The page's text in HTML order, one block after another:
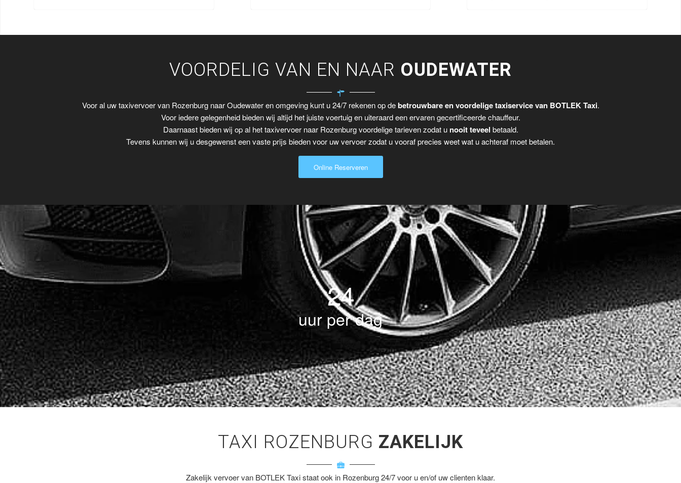
VOORDELIG VAN EN NAAR OUDEWATER
Voor al uw taxivervoer van Rozenburg naar Oudewater en omgeving kunt u 24/7 rekenen op debetrouwbare en voordelige taxiservice van BOTLEK Taxi.
Voor iedere gelegenheid bieden wij altijd het juiste voertuig en uiteraard een ervaren gecertificeerde chauffeur.
Daarnaast bieden wij op al het taxivervoer naar Rozenburg voordelige tarieven zodat u nooit teveel betaald.
Tevens kunnen wij u desgewenst een vaste prijs bieden voor uw vervoer zodat u vooraf precies weet wat u achteraf moet betalen.
Online Reserveren
24
uur per dag
TAXI ROZENBURG ZAKELIJK
Zakelijk vervoer van BOTLEK Taxi staat ook in Rozenburg 24/7 voor u en/of uw clienten klaar.